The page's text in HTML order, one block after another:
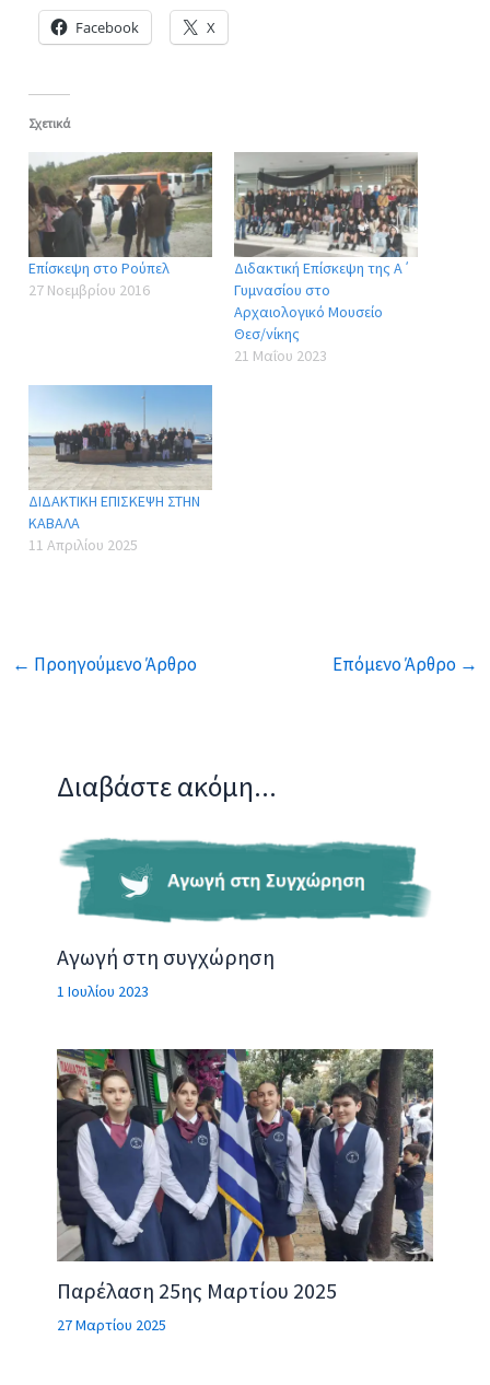
Facebook X
Σχετικά
Επίσκεψη στο Ρούπελ
27 Νοεμβρίου 2016
Διδακτική Επίσκεψη της Α΄
Γυμνασίου στο
Αρχαιολογικό Μουσείο
Θεσ/νίκης
21 Μαΐου 2023
ΔΙΔΑΚΤΙΚΗ ΕΠΙΣΚΕΨΗ ΣΤΗΝ
ΚΑΒΑΛΑ
11 Απριλίου 2025
← Προηγούμενο Άρθρο Επόμενο Άρθρο →
Διαβάστε ακόμη...
Αγωγή στη συγχώρηση
1 Ιουλίου 2023
Παρέλαση 25ης Μαρτίου 2025
27 Μαρτίου 2025